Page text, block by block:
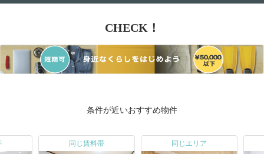
CHECK！
条件が近いおすすめ物件
同じ賃料帯 同じエリア